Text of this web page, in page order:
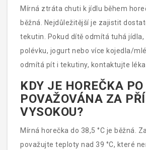
Mírná ztráta chuti k jídlu během
běžná. Nejdůležitější je zajistit
tekutin. Pokud dítě odmítá tuhá jídla,
polévku, jogurt nebo více kojedla/
odmítá pít i tekutiny, kontaktujte
KDY JE HOREČKA
POVAŽOVÁNA ZA
VYSOKOU?
Mírná horečka do 38,5 °C je běžná.
považujte teploty nad 39 °C, které